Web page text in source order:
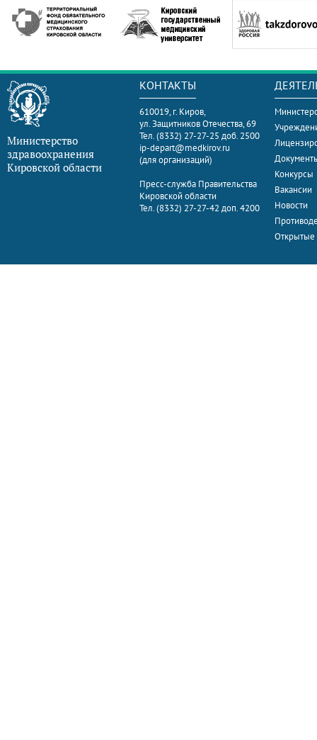
Министерство
здравоохранения
Кировской области
КОНТАКТЫ
610019, г. Киров,
ул. Защитников Отечества, 69
Тел. (8332) 27-27-25 доб. 2500
ip-depart@medkirov.ru
(для организаций)
Пресс-служба Правительства
Кировской области
Тел. (8332) 27-27-42 доп. 4200
Конкурсы
Вакансии
Новости